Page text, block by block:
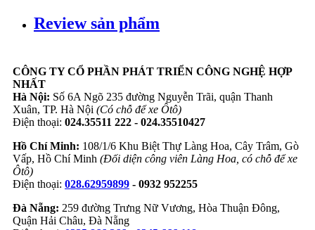
Review sản phẩm
CÔNG TY CỔ PHẦN PHÁT TRIỂN CÔNG NGHỆ HỢP
NHẤT
Hà Nội: Số 6A Ngõ 235 đường Nguyễn Trãi, quận Thanh
Xuân, TP. Hà Nội (Có chỗ để xe Ôtô)
Điện thoại: 024.35511 222 - 024.35510427
Hồ Chí Minh: 108/1/6 Khu Biệt Thự Làng Hoa, Cây Trâm, Gò
Vấp, Hồ Chí Minh (Đối diện công viên Làng Hoa, có chỗ để xe
Ôtô)
Điện thoại: 028.62959899 - 0932 952255
Đà Nẵng: 259 đường Trưng Nữ Vương, Hòa Thuận Đông,
Quận Hải Châu, Đà Nẵng